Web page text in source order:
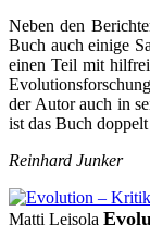
Neben den
Buch auch einige
einen Teil mit
der Autor auch in
ist das Buch
Reinhard Junker
Matti Leisola